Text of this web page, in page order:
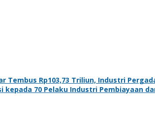
Tembus Rp103,73 Triliun, Industri
kepada 70 Pelaku Industri Pembiayaan